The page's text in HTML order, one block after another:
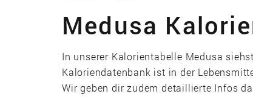
Medusa
In unserer Kalorientabelle Medusa
Kaloriendatenbank ist in der
Wir geben dir zudem detaillierte Infos